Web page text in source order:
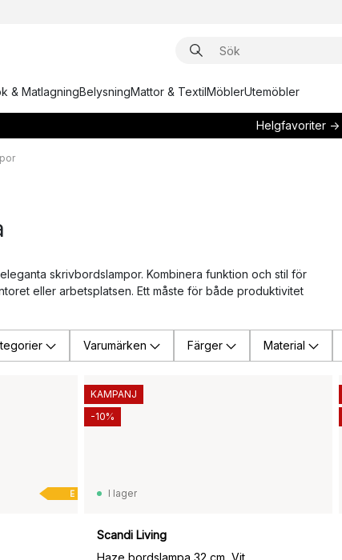
& MatlagningBelysningMattor & TextilMöblerUtemöbler
Helgfavoriter →
skrivbordslampor. Kombinera funktion och stil för
eller arbetsplatsen. Ett måste för både produktivitet
Varumärken Färger Material
E I lager
Scandi Living
Haze bordslampa 32 cm, Vit
KAMPANJ
-10%